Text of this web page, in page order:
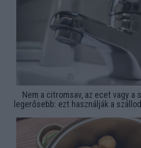
Nem a citromsav, az ecet vagy a
legerősebb: ezt használják a